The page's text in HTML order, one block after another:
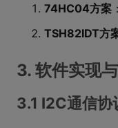
74HC04方案
TSH82IDT方
3. 软件实现
3.1 I2C通信协